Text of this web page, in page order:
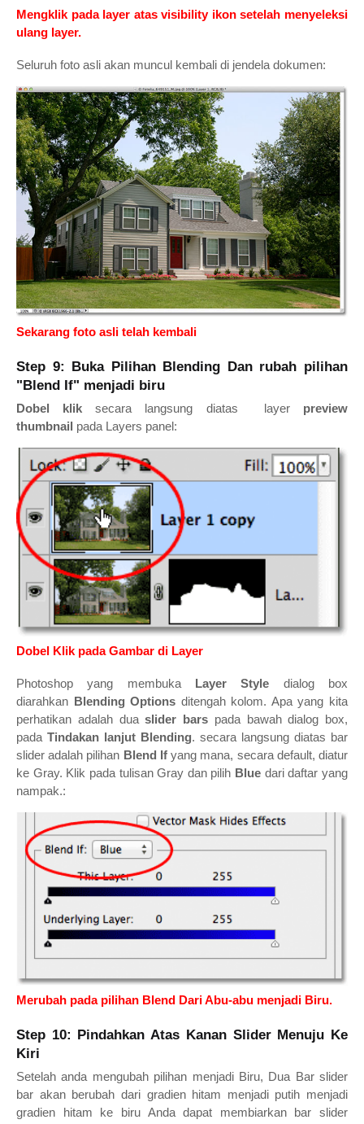
Mengklik pada layer atas visibility ikon setelah menyeleksi
ulang layer.
Seluruh foto asli akan muncul kembali di jendela dokumen:
Sekarang foto asli telah kembali
Step 9: Buka Pilihan Blending Dan rubah pilihan
"Blend If" menjadi biru
Dobel klik secara langsung diatas layer preview
thumbnail pada Layers panel:
Dobel Klik pada Gambar di Layer
Photoshop yang membuka Layer Style dialog box
diarahkan Blending Options ditengah kolom. Apa yang kita
perhatikan adalah duaslider bars pada bawah dialog box,
pada Tindakan lanjut Blending. secara langsung diatas bar
slider adalah pilihan Blend Ifyang mana, secara default, diatur
ke Gray. Klik pada tulisan Gray dan pilih Blue dari daftar yang
nampak.:
Merubah pada pilihan Blend Dari Abu-abu menjadi Biru.
Step 10: Pindahkan Atas Kanan Slider Menuju Ke
Kiri
Setelah anda mengubah pilihan menjadi Biru, Dua Bar slider
bar akan berubah dari gradien hitam menjadi putih menjadi
gradien hitam ke biru Anda dapat membiarkan bar slider